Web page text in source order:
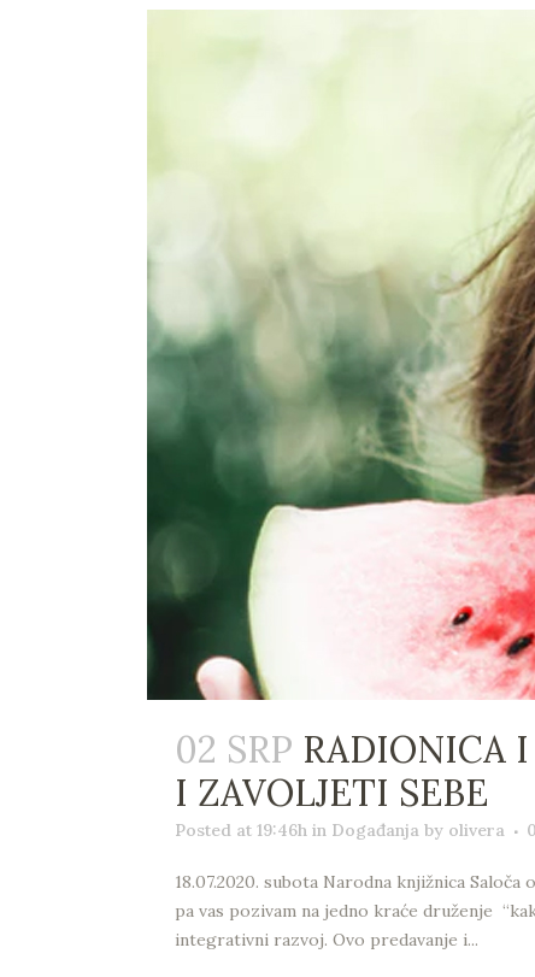
02 SRP RADIONICA
I ZAVOLJETI SEBE
Posted at 19:46h in Događanja by olivera 0
18.07.2020. subota Narodna knjižnica
pa vas pozivam na jedno kraće druženje
integrativni razvoj. Ovo predavanje i...